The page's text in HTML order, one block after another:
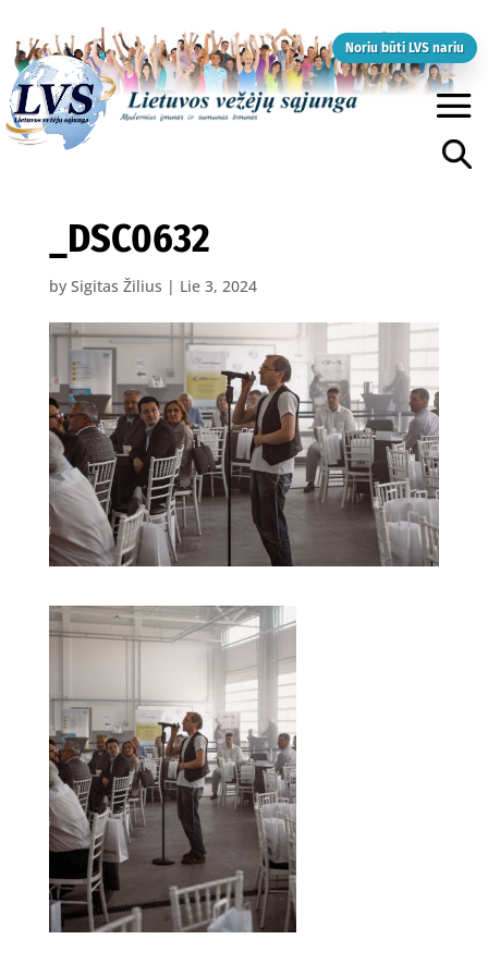
Noriu būti LVS nariu
_DSC0632
by Sigitas Žilius | Lie 3, 2024